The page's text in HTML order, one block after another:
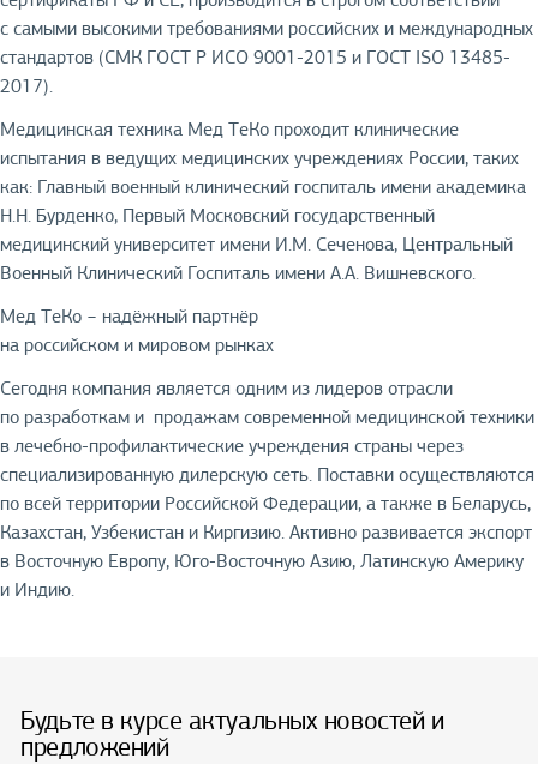
с самыми высокими требованиями российских и международных
стандартов (СМК ГОСТ Р ИСО 9001-2015 и ГОСТ ISO 13485-
2017).
Медицинская техника Мед ТеКо проходит клинические
испытания в ведущих медицинских учреждениях России, таких
как: Главный военный клинический госпиталь имени академика
Н.Н. Бурденко, Первый Московский государственный
медицинский университет имени И.М. Сеченова, Центральный
Военный Клинический Госпиталь имени А.А. Вишневского.
Мед ТеКо − надёжный партнёр
на российском и мировом рынках
Сегодня компания является одним из лидеров отрасли
по разработкам и продажам современной медицинской техники
в лечебно-профилактические учреждения страны через
специализированную дилерскую сеть. Поставки осуществляются
по всей территории Российской Федерации, а также в Беларусь,
Казахстан, Узбекистан и Киргизию. Активно развивается экспорт
в Восточную Европу, Юго-Восточную Азию, Латинскую Америку
и Индию.
Будьте в курсе актуальных новостей и
предложений